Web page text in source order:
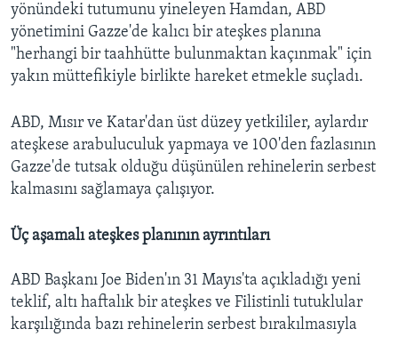
yönündeki tutumunu yineleyen Hamdan, ABD
yönetimini Gazze'de kalıcı bir ateşkes planına
"herhangi bir taahhütte bulunmaktan kaçınmak" için
yakın müttefikiyle birlikte hareket etmekle suçladı.
ABD, Mısır ve Katar'dan üst düzey yetkililer, aylardır
ateşkese arabuluculuk yapmaya ve 100'den fazlasının
Gazze'de tutsak olduğu düşünülen rehinelerin serbest
kalmasını sağlamaya çalışıyor.
Üç aşamalı ateşkes planının ayrıntıları
ABD Başkanı Joe Biden'ın 31 Mayıs'ta açıkladığı yeni
teklif, altı haftalık bir ateşkes ve Filistinli tutuklular
karşılığında bazı rehinelerin serbest bırakılmasıyla